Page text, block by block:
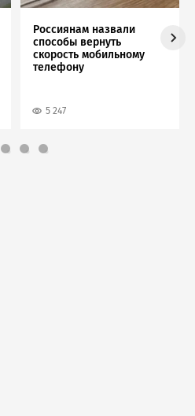
Россиянам назвали
способы вернуть
скорость мобильному
телефону
5 247